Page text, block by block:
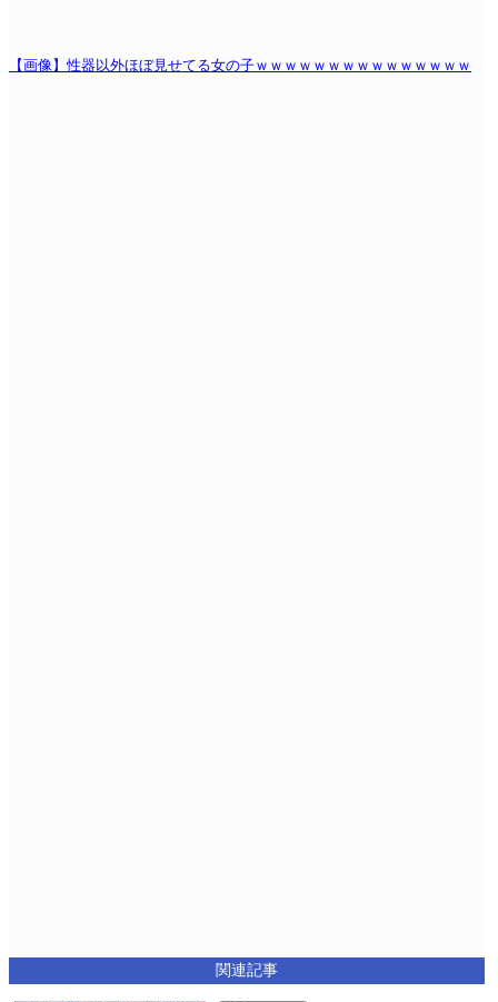
【画像】性器以外ほぼ見せてる女の子ｗｗｗｗｗｗｗｗｗｗｗｗｗｗｗ
関連記事